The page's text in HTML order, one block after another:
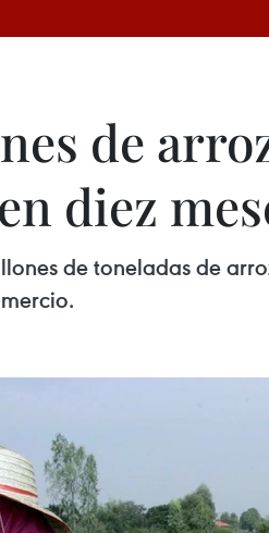
de
diez
de toneladas de